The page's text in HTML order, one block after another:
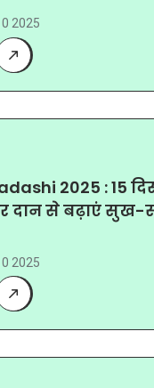
2025
2025 : 15
दान से बढ़ाएं सुख-
2025